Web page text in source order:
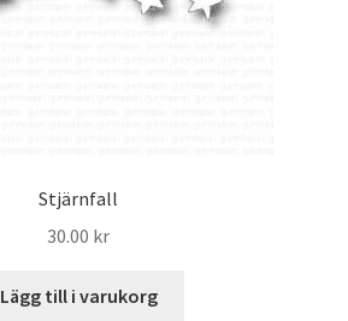
Stjärnfall
30.00 kr
Lägg till i varukorg